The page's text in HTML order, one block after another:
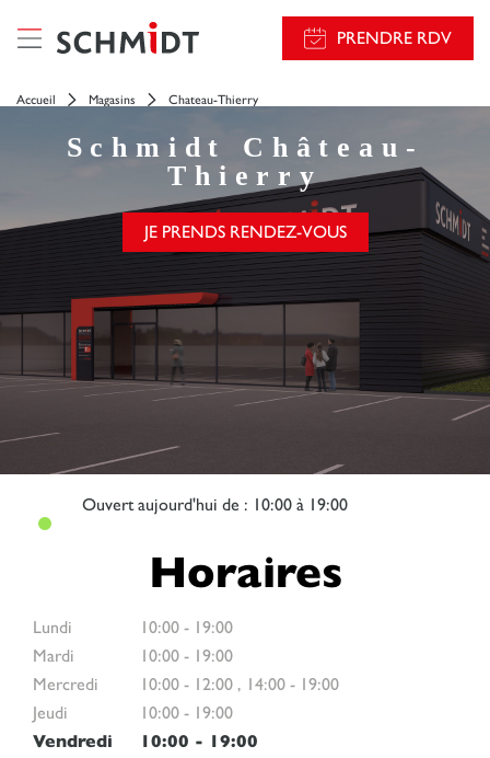
PRENDRE RDV
Accueil Magasins Chateau-Thierry
Schmidt
Château-
Thierry
JE PRENDS RENDEZ-VOUS
Ouvertaujourd'hui de : 10:00 à 19:00
Horaires
Lundi 10:00 - 19:00
Mardi
10:00 - 19:00
Mercredi
10:00 - 12:00 , 14:00 - 19:00
Jeudi
10:00 - 19:00
Vendredi
10:00 - 19:00